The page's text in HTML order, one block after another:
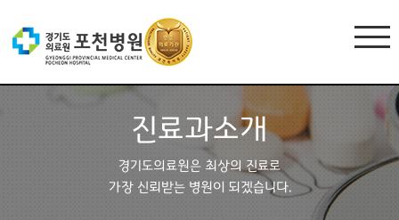
진료과소개
경기도의료원은 최상의 진료로
가장 신뢰받는 병원이 되겠습니다.